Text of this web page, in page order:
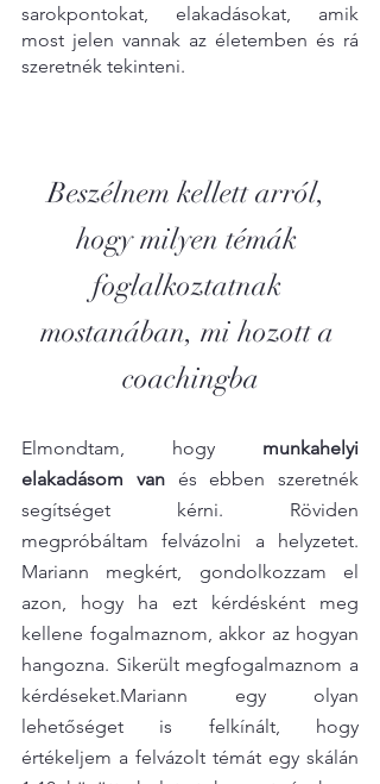
sarokpontokat, elakadásokat, amik
most jelen vannak az életemben és rá
szeretnék tekinteni.
Beszélnem kellett arról,
hogy milyen témák
foglalkoztatnak
mostanában, mi hozott a
coachingba
Elmondtam, hogy munkahelyi
elakadásom van és ebben szeretnék
segítséget kérni. Röviden
megpróbáltam felvázolni a helyzetet.
Mariann megkért, gondolkozzam el
azon, hogy ha ezt kérdésként meg
kellene fogalmaznom, akkor az hogyan
hangozna. Sikerült megfogalmaznom a
kérdéseket.Mariann egy olyan
lehetőséget is felkínált, hogy
értékeljem a felvázolt témát egy skálán